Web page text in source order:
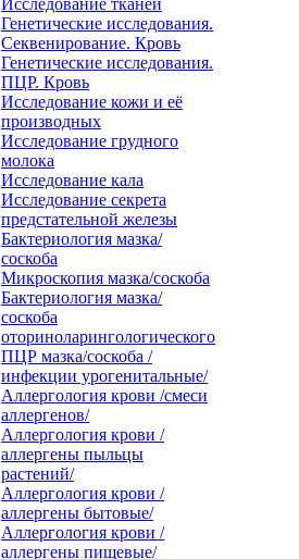
Исследование тканей
Генетические исследования.
Секвенирование. Кровь
Генетические исследования.
ПЦР. Кровь
Исследование кожи и её
производных
Исследование грудного
молока
Исследование кала
Исследование секрета
предстательной железы
Бактериология мазка/
соскоба
Микроскопия мазка/соскоба
Бактериология мазка/
соскоба
оториноларингологического
ПЦР мазка/соскоба /
инфекции урогенитальные/
Аллергология крови /смеси
аллергенов/
Аллергология крови /
аллергены пыльцы
растений/
Аллергология крови /
аллергены бытовые/
Аллергология крови /
аллергены пищевые/